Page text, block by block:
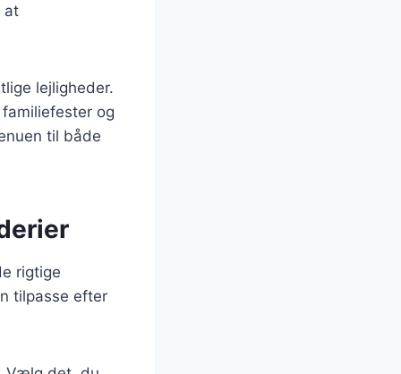
at
lejligheder.
og
til både
rigtige
tilpasse efter